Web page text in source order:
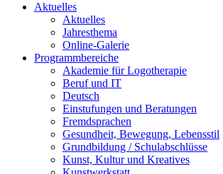
Aktuelles
Aktuelles
Jahresthema
Online-Galerie
Programmbereiche
Akademie für Logotherapie
Beruf und IT
Deutsch
Einstufungen und Beratungen
Fremdsprachen
Gesundheit, Bewegung, Lebensstil
Grundbildung / Schulabschlüsse
Kunst, Kultur und Kreatives